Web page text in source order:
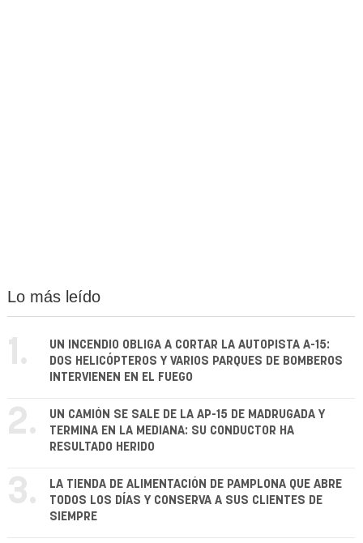
Lo más leído
1.
UN INCENDIO OBLIGA A CORTAR LA AUTOPISTA A-15:
DOS HELICÓPTEROS Y VARIOS PARQUES DE BOMBEROS
INTERVIENEN EN EL FUEGO
2.
UN CAMIÓN SE SALE DE LA AP-15 DE MADRUGADA Y
TERMINA EN LA MEDIANA: SU CONDUCTOR HA
RESULTADO HERIDO
3.
LA TIENDA DE ALIMENTACIÓN DE PAMPLONA QUE ABRE
TODOS LOS DÍAS Y CONSERVA A SUS CLIENTES DE
SIEMPRE